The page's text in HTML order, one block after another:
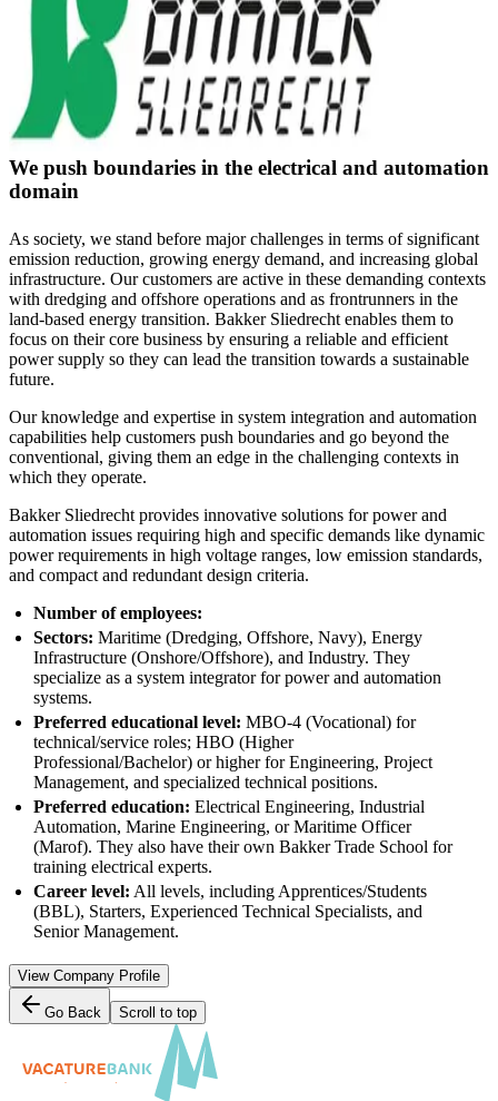
We push boundaries in the electrical and automation
domain
As society, we stand before major challenges in terms of significant
emission reduction, growing energy demand, and increasing global
infrastructure. Our customers are active in these demanding contexts
with dredging and offshore operations and as frontrunners in the
land-based energy transition. Bakker Sliedrecht enables them to
focus on their core business by ensuring a reliable and efficient
power supply so they can lead the transition towards a sustainable
future.
Our knowledge and expertise in system integration and automation
capabilities help customers push boundaries and go beyond the
conventional, giving them an edge in the challenging contexts in
which they operate.
Bakker Sliedrecht provides innovative solutions for power and
automation issues requiring high and specific demands like dynamic
power requirements in high voltage ranges, low emission standards,
and compact and redundant design criteria.
Number of employees:
Sectors: Maritime (Dredging, Offshore, Navy), Energy
Infrastructure (Onshore/Offshore), and Industry. They
specialize as a system integrator for power and automation
systems.
Preferred educational level: MBO-4 (Vocational) for
technical/service roles; HBO (Higher
Professional/Bachelor) or higher for Engineering, Project
Management, and specialized technical positions.
Preferred education: Electrical Engineering, Industrial
Automation, Marine Engineering, or Maritime Officer
(Marof). They also have their own Bakker Trade School for
training electrical experts.
Career level: All levels, including Apprentices/Students
(BBL), Starters, Experienced Technical Specialists, and
Senior Management.
View Company Profile
Go Back Scroll to top